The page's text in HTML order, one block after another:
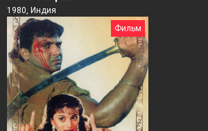
1980, Индия
Фильм